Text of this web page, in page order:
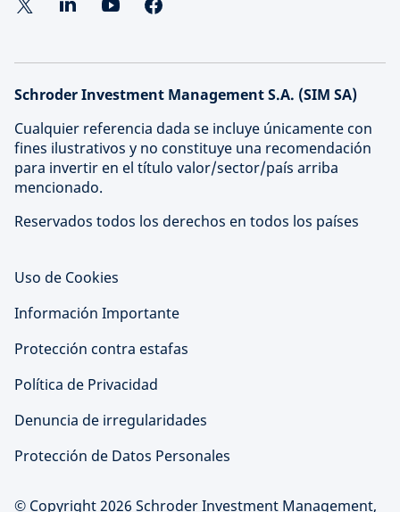
Schroder Investment Management S.A. (SIM SA)
Cualquier referencia dada se incluye únicamente con
fines ilustrativos y no constituye una recomendación
para invertir en el título valor/sector/país arriba
mencionado.
Reservados todos los derechos en todos los países
Uso de Cookies
Información Importante
Protección contra estafas
Política de Privacidad
Denuncia de irregularidades
Protección de Datos Personales
© Copyright 2026 Schroder Investment Management,